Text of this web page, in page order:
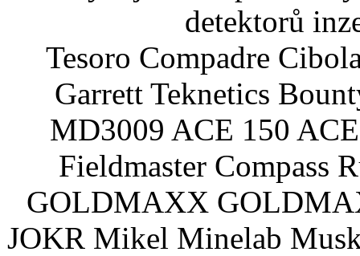
detektorů
Tesoro Compadre
Garrett Teknetics
MD3009 ACE 150
Fieldmaster Compass
GOLDMAXX
JOKR Mikel Minelab